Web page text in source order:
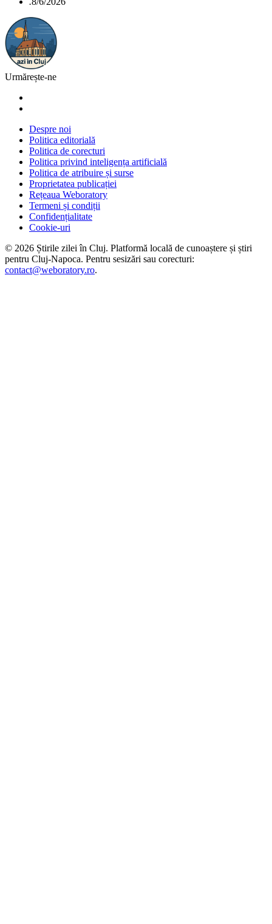
Urmărește-ne
Despre noi
Politica editorială
Politica de corecturi
Politica privind inteligența artificială
Politica de atribuire și surse
Proprietatea publicației
Rețeaua Weboratory
Termeni și condiții
Confidențialitate
Cookie-uri
© 2026 Știrile zilei în Cluj. Platformă locală de cunoaștere și știri
pentru Cluj-Napoca. Pentru sesizări sau corecturi:
contact@weboratory.ro.